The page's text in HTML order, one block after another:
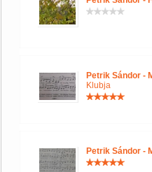
Petrik Sándor -
Klubja
Petrik Sándor -